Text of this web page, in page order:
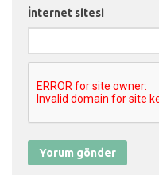
İnternet sitesi